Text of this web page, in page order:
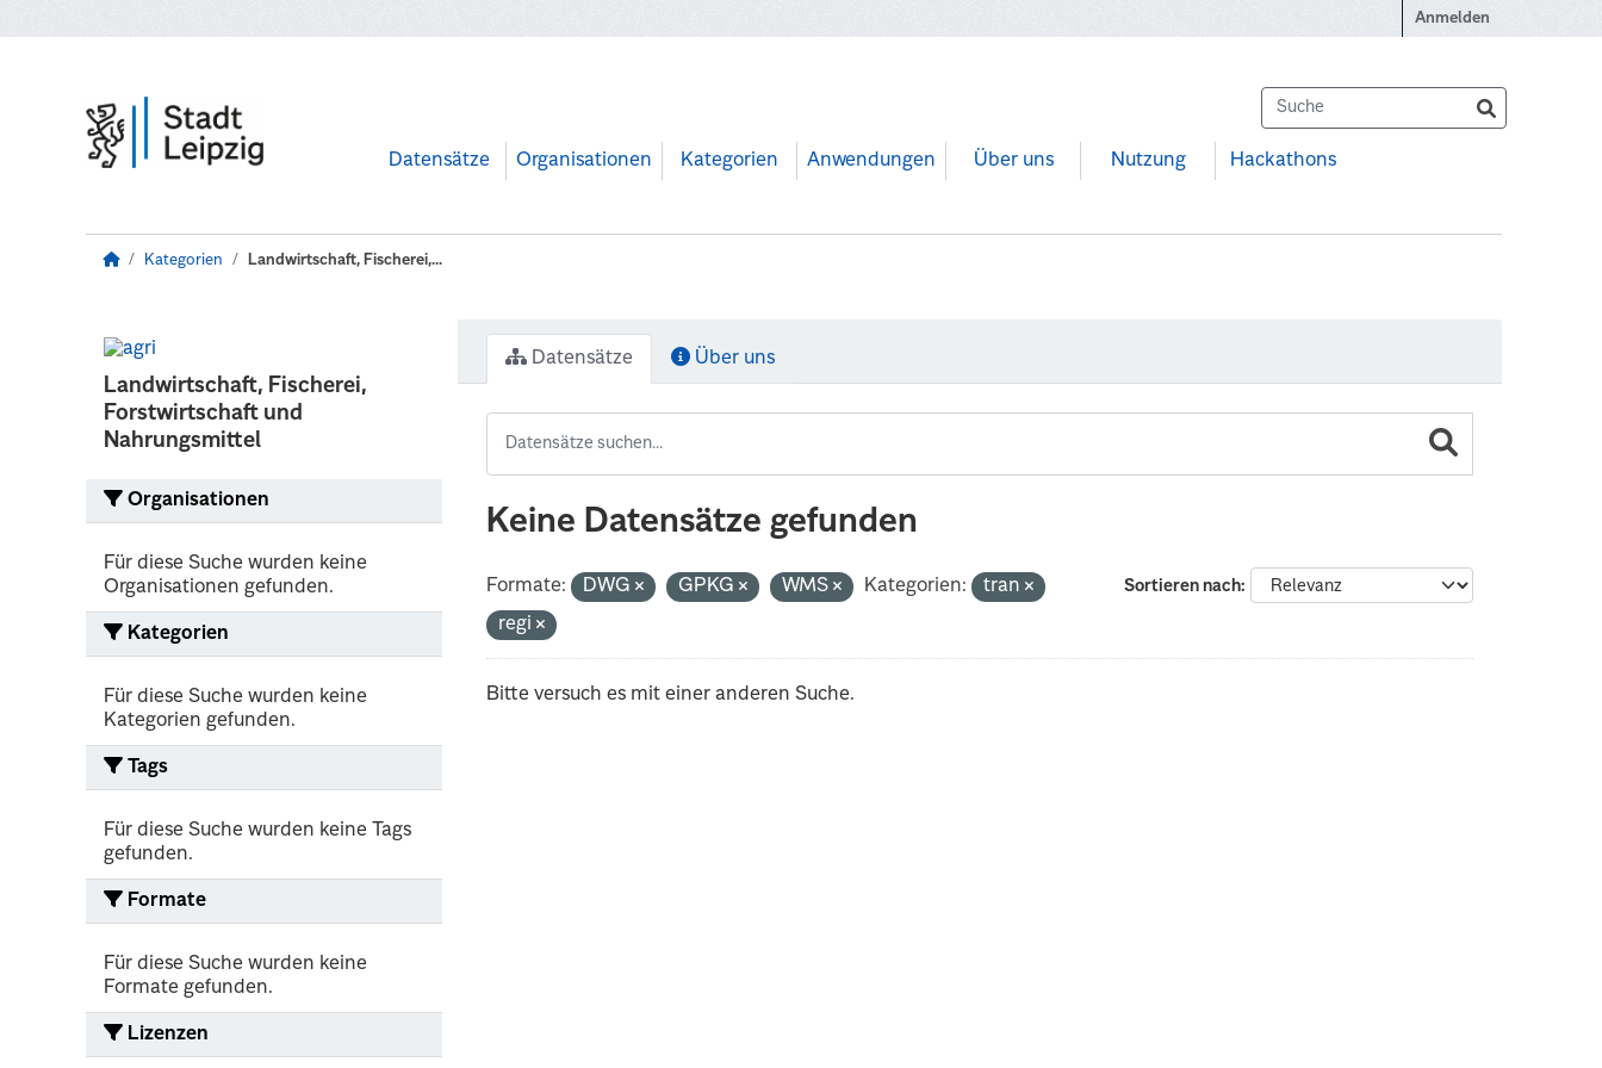
Anmelden
Datensätze Organisationen Kategorien Anwendungen Über uns Nutzung Hackathons
Kategorien Landwirtschaft, Fischerei,...
Landwirtschaft, Fischerei,
Forstwirtschaft und
Nahrungsmittel
Organisationen
Für diese Suche wurden keine
Organisationen gefunden.
Kategorien
Für diese Suche wurden keine
Kategorien gefunden.
Tags
Für diese Suche wurden keine Tags
gefunden.
Formate
Für diese Suche wurden keine
Formate gefunden.
Lizenzen
Datensätze Über uns
Keine Datensätze gefunden
Sortieren nach
Formate: DWG GPKG WMS Kategorien:
tran
regi
Bitte versuch es mit einer anderen Suche.